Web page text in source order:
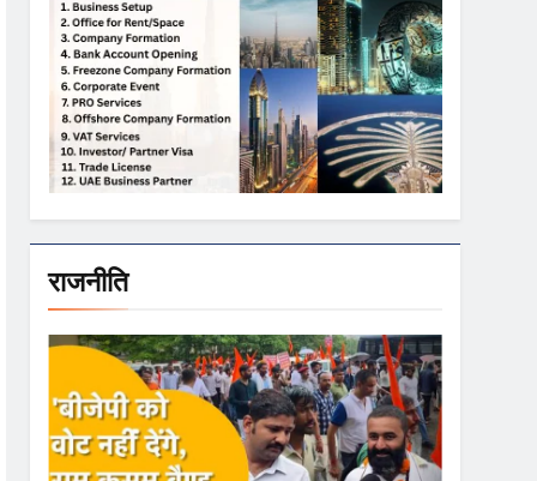
राजनीति